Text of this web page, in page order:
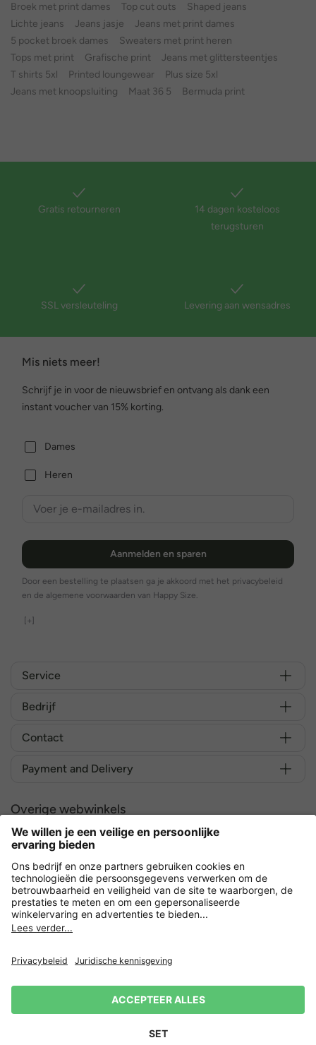
Broek met print dames
Top cut outs
Shaped jeans
Lichte jeans
Jeans jasje
Jeans met print dames
5 pocket broek dames
Sweaters met print heren
Tops met print
Grafische print
Jeans met glittersteentjes
T shirts 5xl
Printed loungewear
Plus size 5xl
Jeans met knoopsluiting
Maat 36 5 Bermuda print
Gratis retourneren
14 dagen kosteloos
terugsturen
SSL versleuteling Levering aan wensadres
Mis niets meer!
Schrijf je in voor de nieuwsbrief en ontvang als dank een
instant voucher van 15% korting.
Dames
Heren
Aanmelden en sparen
Door een bestelling te plaatsen ga je akkoord met het privacybeleid
en de algemene voorwaarden van Happy Size.
[+]
Service
Bedrijf
Contact
Payment and Delivery
Overige webwinkels
Nederland
Versleuteling met
Verkoopvoorwaarden
Herroeping indienen
Impressum
Cookie-instellingen